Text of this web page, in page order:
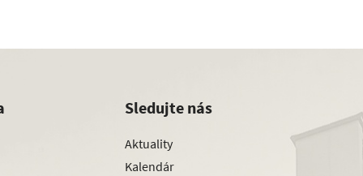
Sledujte nás
Aktuality
Kalendár